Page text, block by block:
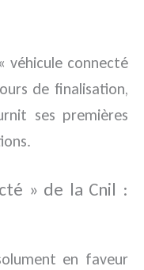
véhicule connecté
de finalisation,
ses premières
» de la Cnil :
en faveur